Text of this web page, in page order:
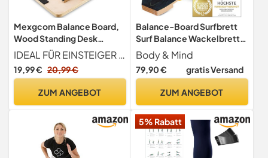
Mexgcom Balance Board,
Wood Standing Desk
Accessory, Rutschfestes
Balance Board für
Erwachsene, Core
Gleichgewichtstrainer für
Gleichgewicht
IDEAL FÜR EINSTEIGER & SENIOREN Perfekt geeignet für Anfänger, ältere Menschen und Personen mit Gleichgewichtsdefiziten zur Schulung von Balance, motorischer Koordination, Gewichtskontrolle und Rumpfstabilität.
19,99 € 20,99 €
ZUM ANGEBOT
Balance-Board Surfbrett
Surf Balance Wackelbrett
für Physiotherapie Surf-
Training; Trainiert
Gleichgewicht &
BOOK (Dark Ocean)
Body & Mind
79,90 € gratis Versand
ZUM ANGEBOT
5% Rabatt